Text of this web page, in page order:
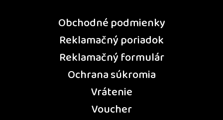
Obchodné podmienky
Reklamačný poriadok
Reklamačný formulár
Ochrana súkromia
Vrátenie
Voucher